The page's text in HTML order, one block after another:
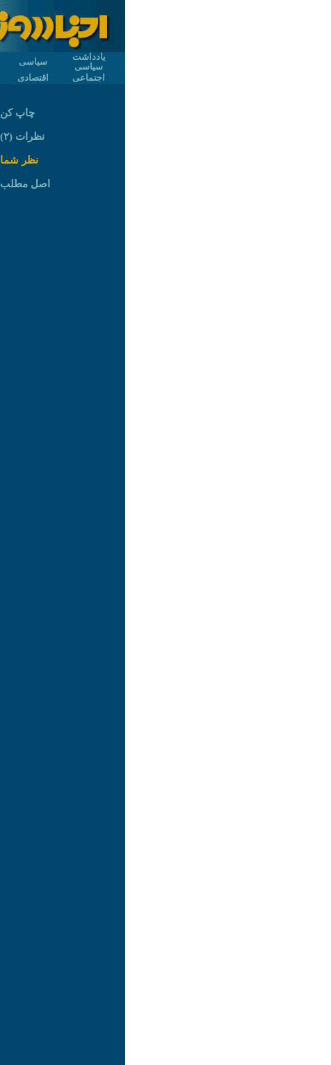
یادداشت
سیاسی
سیاسی
اجتماعی
اقتصادی
چاپ کن
نظرات (۲)
نظر شما
اصل مطلب